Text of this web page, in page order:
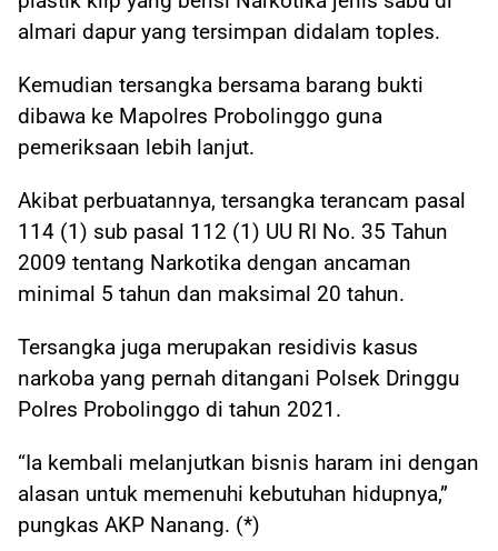
almari dapur yang tersimpan didalam toples.
Kemudian tersangka bersama barang bukti
dibawa ke Mapolres Probolinggo guna
pemeriksaan lebih lanjut.
Akibat perbuatannya, tersangka terancam pasal
114 (1) sub pasal 112 (1) UU RI No. 35 Tahun
2009 tentang Narkotika dengan ancaman
minimal 5 tahun dan maksimal 20 tahun.
Tersangka juga merupakan residivis kasus
narkoba yang pernah ditangani Polsek Dringgu
Polres Probolinggo di tahun 2021.
“Ia kembali melanjutkan bisnis haram ini dengan
alasan untuk memenuhi kebutuhan hidupnya,”
pungkas AKP Nanang. (*)